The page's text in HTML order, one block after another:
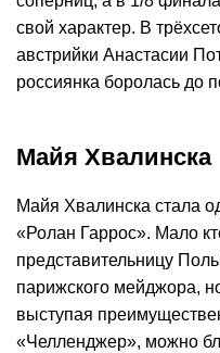
свой характер. В
австрийки Анастасии
россиянка боролась до
Майя Хвалинска
Майя Хвалинска стала
«Ролан Гаррос». Мало
представительницу
парижского мейджора,
выступая
«Челленджер», можно